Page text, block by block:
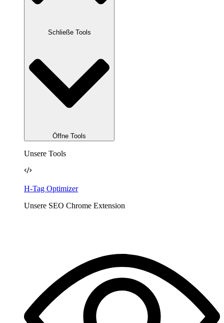
Schließe Tools
Öffne Tools
Unsere Tools
H-Tag Optimizer
Unsere SEO Chrome Extension